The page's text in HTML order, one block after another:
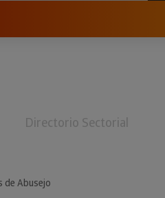
Directorio Sectorial
de Abusejo